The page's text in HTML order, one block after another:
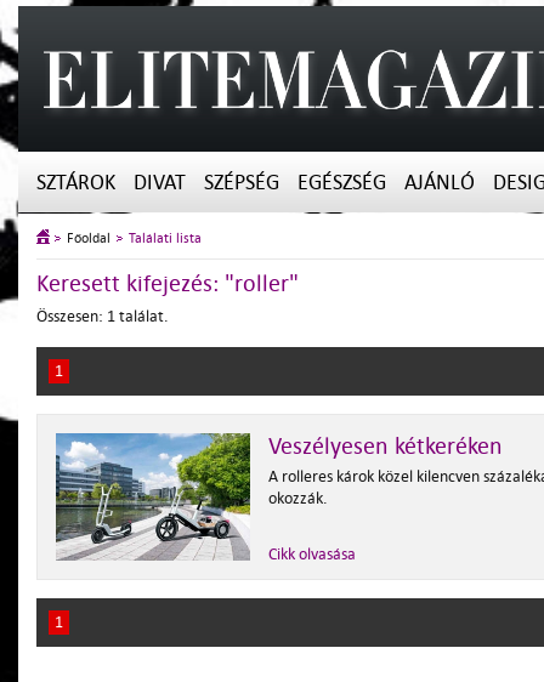
SZTÁROK DIVAT SZÉPSÉG EGÉSZSÉG AJÁNLÓ
Főoldal Találati lista
Keresett kifejezés: "roller"
Összesen: 1 találat.
1
Veszélyesen kétkeréken
A rolleres károk közel kilencven
okozzák.
Cikk olvasása
1